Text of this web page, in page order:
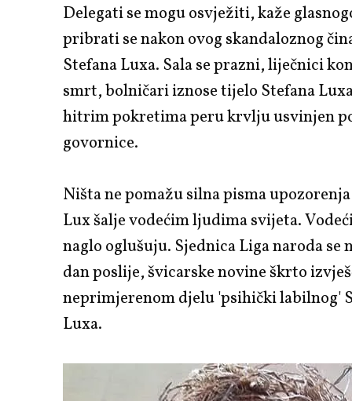
Delegati se mogu osvježiti, kaže
pribrati se nakon ovog skandaloznog
Stefana Luxa. Sala se prazni, liječnici
smrt, bolničari iznose tijelo Stefana
hitrim pokretima peru krvlju usvinjen
govornice.
Ništa ne pomažu silna pisma
Lux šalje vodećim ljudima svijeta.
naglo oglušuju. Sjednica Liga naroda se
dan poslije, švicarske novine škrto
neprimjerenom djelu 'psihički labilnog'
Luxa.